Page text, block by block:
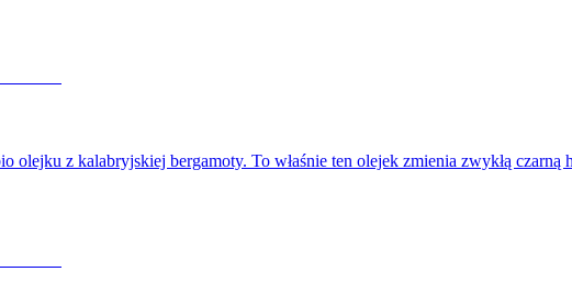
olejku z kalabryjskiej bergamoty. To właśnie ten olejek zmienia zwykłą czarną